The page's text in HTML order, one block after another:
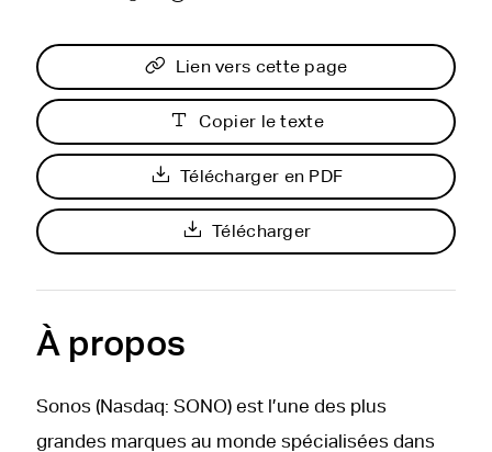
Lien vers cette page
Copier le texte
Télécharger en PDF
Télécharger
À propos
Sonos (Nasdaq: SONO) est l’une des plus
grandes marques au monde spécialisées dans